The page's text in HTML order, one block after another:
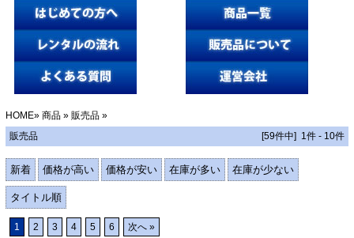
HOME» 商品» 販売品»
販売品
[59件中] 1件 - 10件
新着 価格が高い 価格が安い 在庫が多い 在庫が少ない
タイトル順
1 2 3 4 5 6 次へ »